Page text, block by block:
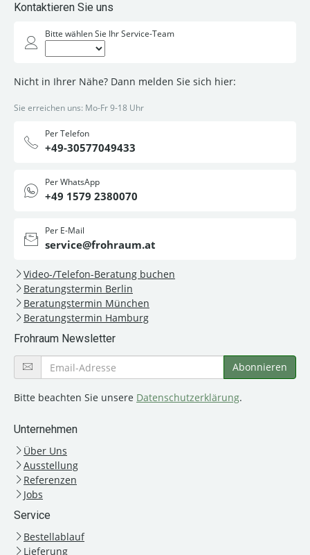
Kontaktieren Sie uns
Bitte wählen Sie Ihr Service-Team
Nicht in Ihrer Nähe? Dann melden Sie sich hier:
Sie erreichen uns: Mo-Fr 9-18 Uhr
Per Telefon
+49-30577049433
Per WhatsApp
+49 1579 2380070
Per E-Mail
service@frohraum.at
Video-/Telefon-Beratung buchen
Beratungstermin Berlin
Beratungstermin München
Beratungstermin Hamburg
Frohraum Newsletter
Bitte beachten Sie unsere Datenschutzerklärung.
Unternehmen
Über Uns
Ausstellung
Referenzen
Jobs
Service
Bestellablauf
Lieferung